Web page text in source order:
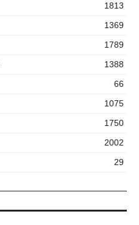
1813
1369
1789
1388
66
1075
1750
2002
29